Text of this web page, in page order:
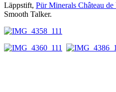
Läppstift, Pür Minerals Château
Smooth Talker.